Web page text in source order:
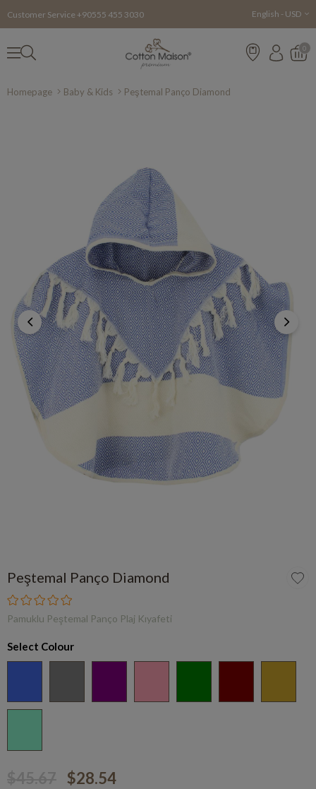
Customer Service +90555 455 3030 English - USD
0
Homepage Baby & Kids Peştemal Panço Diamond
Peştemal Panço Diamond
Pamuklu Peştemal Panço Plaj Kıyafeti
Select Colour
$28.54